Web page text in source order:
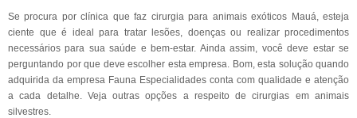
Se procura por clínica que faz cirurgia para animais exóticos Mauá, esteja
ciente que é ideal para tratar lesões, doenças ou realizar procedimentos
necessários para sua saúde e bem-estar. Ainda assim, você deve estar se
perguntando por que deve escolher esta empresa. Bom, esta solução quando
adquirida da empresa Fauna Especialidades conta com qualidade e atenção
a cada detalhe. Veja outras opções a respeito de cirurgias em animais
silvestres.